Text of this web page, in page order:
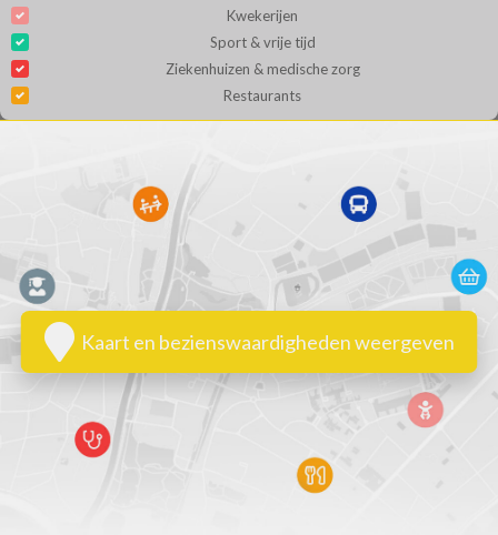
Kwekerijen
Sport & vrije tijd
Ziekenhuizen & medische zorg
Restaurants
Kaart en bezienswaardigheden weergeven